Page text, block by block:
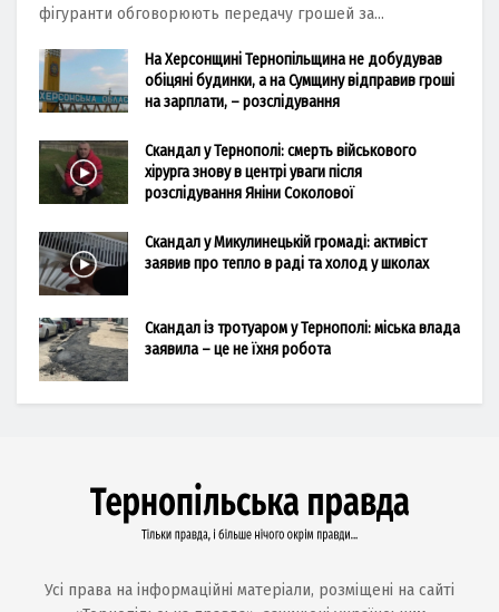
фігуранти обговорюють передачу грошей за...
На Херсонщині Тернопільщина не добудував
обіцяні будинки, а на Сумщину відправив гроші
на зарплати, – розслідування
Скандал у Тернополі: смерть військового
хірурга знову в центрі уваги після
розслідування Яніни Соколової
Скандал у Микулинецькій громаді: активіст
заявив про тепло в раді та холод у школах
Скандал із тротуаром у Тернополі: міська влада
заявила – це не їхня робота
Усі права на інформаційні матеріали, розміщені на сайті